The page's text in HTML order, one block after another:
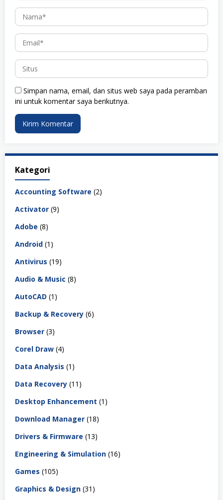
Simpan nama, email, dan situs web saya pada peramban
ini untuk komentar saya berikutnya.
Kategori
Accounting Software (2)
Activator (9)
Adobe (8)
Android (1)
Antivirus (19)
Audio & Music (8)
AutoCAD (1)
Backup & Recovery (6)
Browser (3)
Corel Draw (4)
Data Analysis (1)
Data Recovery (11)
Desktop Enhancement (1)
Download Manager (18)
Drivers & Firmware (13)
Engineering & Simulation (16)
Games (105)
Graphics & Design (31)